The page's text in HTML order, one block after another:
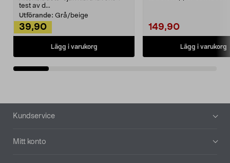
test av d...
Utförande: Grå/beige
39,90
Lägg i varukorg
149,90
Lägg i varukorg
Sidfot
Kundservice
Mitt konto